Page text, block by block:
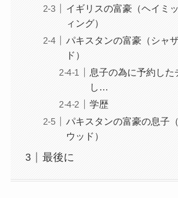
イギリスの富豪（ヘイミ
ィング）
パキスタンの富豪（シャ
ド）
息子の為に予約した
し…
学歴
パキスタンの富豪の息子
ウッド）
最後に